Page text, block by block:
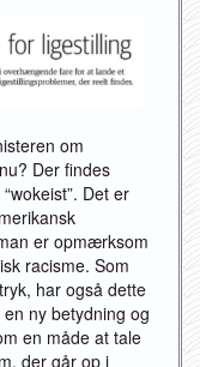
om
Der findes
Det er
er opmærksom
racisme. Som
har også dette
ny betydning og
en måde at tale
der går op i